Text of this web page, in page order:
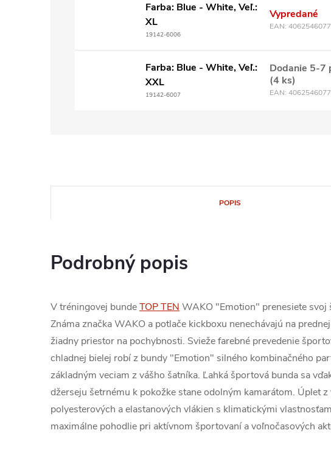
Farba: Blue - White, Veľ.:
XL
19142-6006
Vypredané
EAN:
Farba: Blue - White, Veľ.:
XXL
19142-6007
Dodanie 5-7
(4 ks)
EAN:
POPIS
Podrobný popis
V tréningovej bundeTOP TEN WAKO "Emotion" prenesiete svoj
Známa značka WAKO a potlače kickboxu nenechávajú na
žiadny priestor na pochybnosti. Svieže farebné prevedenie
chladnej bielej robí z bundy "Emotion" silného kombinačného
základným veciam z vášho šatníka. Ľahká športová bunda sa
džerseju šetrnému k pokožke stane odolným kamarátom. Úplet
polyesterových a elastanových vlákien s klimatickými
maximálne pohodlie pri aktívnom športovaní a voľnočasových